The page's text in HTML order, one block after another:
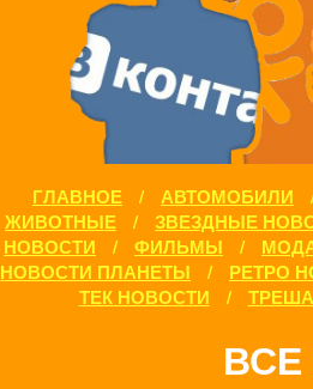
ГЛАВНОЕ / АВТОМОБИЛИ
ЖИВОТНЫЕ
/
ЗВЕЗДНЫЕ
НОВОСТИ
/ ФИЛЬМЫ /
НОВОСТИ ПЛАНЕТЫ
/
РЕТРО
ТЕК НОВОСТИ
/